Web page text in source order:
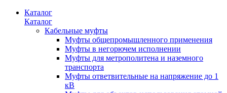
Каталог
Каталог
Кабельные муфты
Муфты общепромышленного применения
Муфты в негорючем исполнении
Муфты для метрополитена и наземного
транспорта
Муфты ответвительные на напряжение до 1
кВ